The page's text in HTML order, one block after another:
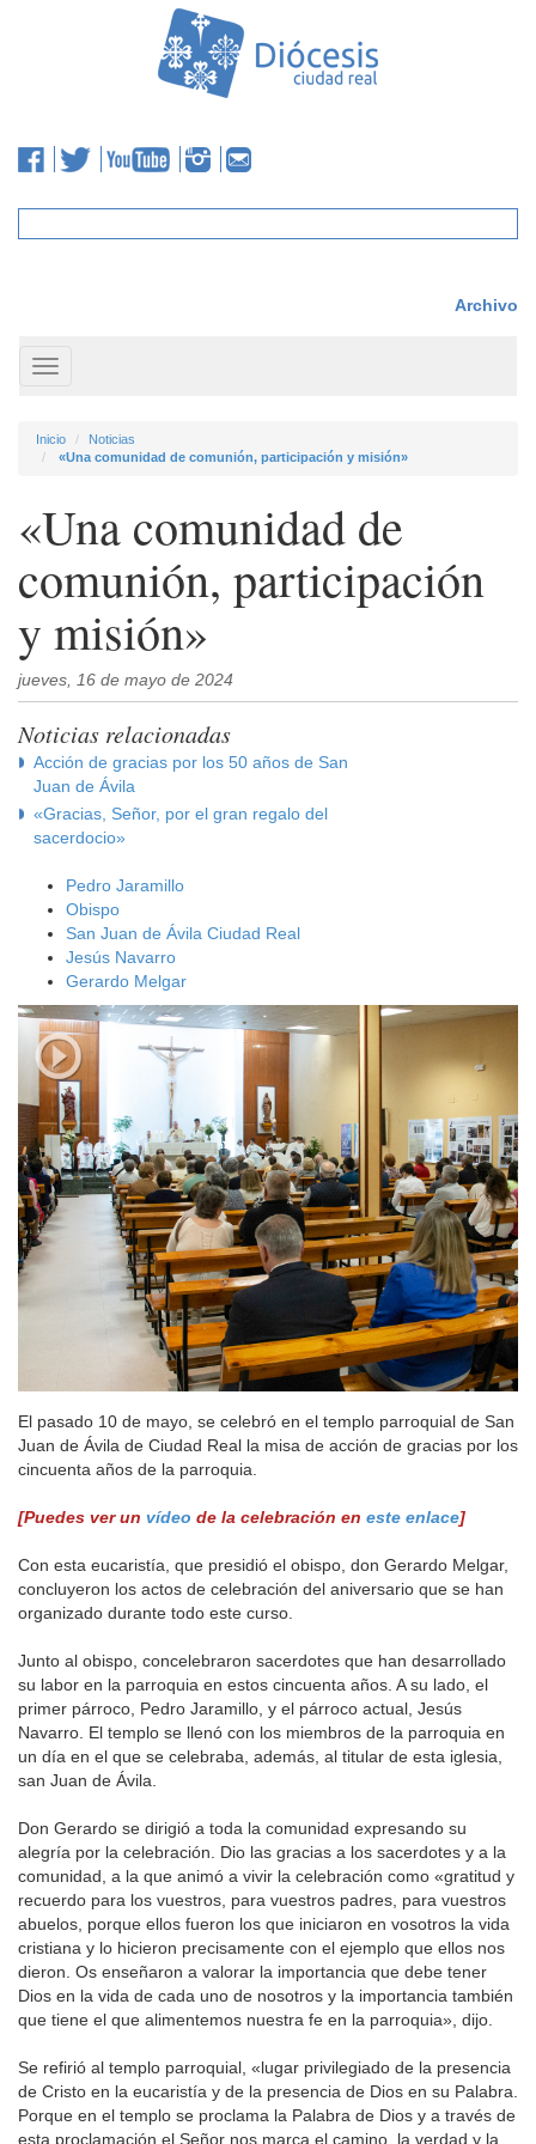
Archivo
Toggle
navigation
Inicio
Noticias
«Una comunidad de comunión, participación y misión»
«Una comunidad de
comunión, participación
y misión»
jueves, 16 de mayo de 2024
Noticias relacionadas
Acción de gracias por los 50 años de San
Juan de Ávila
«Gracias, Señor, por el gran regalo del
sacerdocio»
Pedro Jaramillo
Obispo
San Juan de Ávila Ciudad Real
Jesús Navarro
Gerardo Melgar
El pasado 10 de mayo, se celebró en el templo parroquial de San
Juan de Ávila de Ciudad Real la misa de acción de gracias por los
cincuenta años de la parroquia.
[Puedes ver un vídeo de la celebración en este enlace]
Con esta eucaristía, que presidió el obispo, don Gerardo Melgar,
concluyeron los actos de celebración del aniversario que se han
organizado durante todo este curso.
Junto al obispo, concelebraron sacerdotes que han desarrollado
su labor en la parroquia en estos cincuenta años. A su lado, el
primer párroco, Pedro Jaramillo, y el párroco actual, Jesús
Navarro. El templo se llenó con los miembros de la parroquia en
un día en el que se celebraba, además, al titular de esta iglesia,
san Juan de Ávila.
Don Gerardo se dirigió a toda la comunidad expresando su
alegría por la celebración. Dio las gracias a los sacerdotes y a la
comunidad, a la que animó a vivir la celebración como «gratitud y
recuerdo para los vuestros, para vuestros padres, para vuestros
abuelos, porque ellos fueron los que iniciaron en vosotros la vida
cristiana y lo hicieron precisamente con el ejemplo que ellos nos
dieron. Os enseñaron a valorar la importancia que debe tener
Dios en la vida de cada uno de nosotros y la importancia también
que tiene el que alimentemos nuestra fe en la parroquia», dijo.
Se refirió al templo parroquial, «lugar privilegiado de la presencia
de Cristo en la eucaristía y de la presencia de Dios en su Palabra.
Porque en el templo se proclama la Palabra de Dios y a través de
esta proclamación el Señor nos marca el camino, la verdad y la